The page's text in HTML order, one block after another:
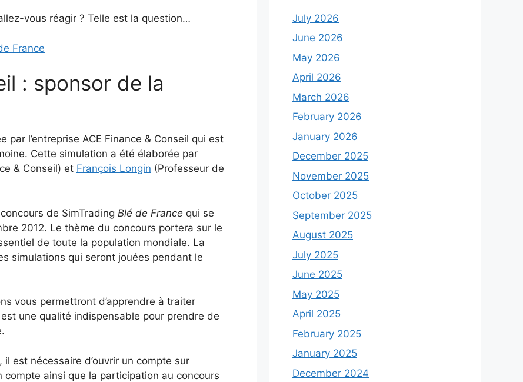
vous réagir ? Telle est la question…
France
: sponsor de la
par l’entreprise ACE Finance & Conseil qui est
Cette simulation a été élaborée par
& Conseil) et François Longin (Professeur de
de SimTrading Blé de France qui se
2012. Le thème du concours portera sur le
de toute la population mondiale. La
simulations qui seront jouées pendant le
vous permettront d’apprendre à traiter
une qualité indispensable pour prendre de
est nécessaire d’ouvrir un compte sur
compte ainsi que la participation au concours
July 2026
June 2026
May 2026
April 2026
March 2026
February 2026
January 2026
December 2025
November 2025
October 2025
September 2025
August 2025
July 2025
June 2025
May 2025
April 2025
February 2025
January 2025
December 2024